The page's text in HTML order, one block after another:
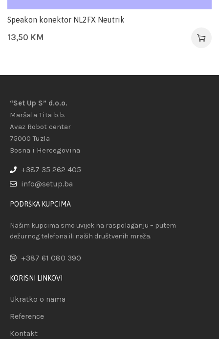
Speakon konektor NL2FX Neutrik
13,50 KM
“Set Up S” d.o.o.
Maršala Tita b.b.
Avaz Robot centar
75000 Tuzla
Bosna i Hercegovina
+387 35 262 405
info@setup.ba
PODRŠKA KUPCIMA
Našim kupcima smo uvijek na raspolaganju – putem
dežurnog telefona ili naših društvenih mreža.
+387 61 080 390
KORISNI LINKOVI
Ukratko o nama
Reference
Kontakt